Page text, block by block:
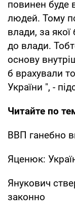
повинен буде
людей. Тому
влади, за
до влади.
основу
б врахували
України ", -
Читайте по
ВВП ганебно
Яценюк:
Янукович
законно